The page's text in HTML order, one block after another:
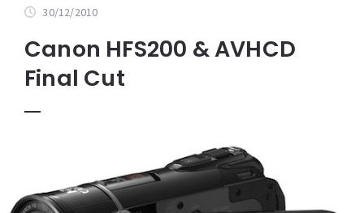
30/12/2010
Canon HFS200 & AVHCD
Final Cut